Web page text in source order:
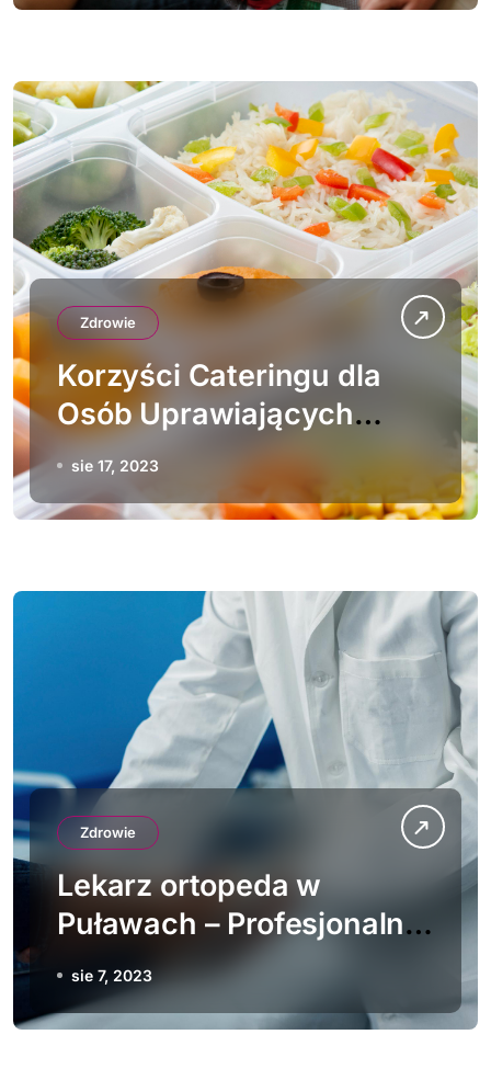
Zdrowie
Korzyści Cateringu dla
Osób Uprawiających
Sport
sie 17, 2023
Zdrowie
Lekarz ortopeda w
Puławach – Profesjonalna
Opieka Prywatna dla
Twojego Zdrowia
sie 7, 2023